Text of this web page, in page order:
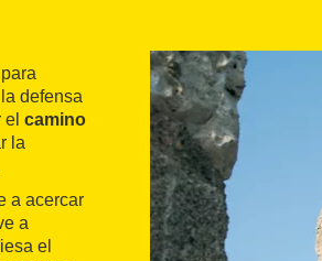
defensa
camino
la
a acercar
a
el